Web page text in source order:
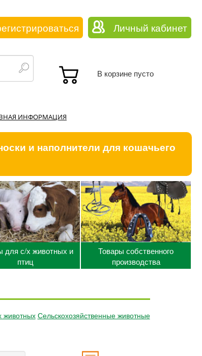
Личный кабинет
В корзине пусто
ИНФОРМАЦИЯ
и наполнители для кошачьего
для с/х животных и
птиц
Товары собственного
производства
животных Сельскохозяйственные животные